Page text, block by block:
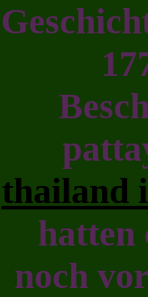
thailand
hatten
noch